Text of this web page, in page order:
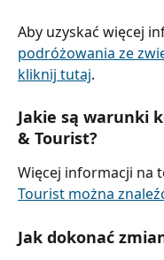
Aby uzyskać więcej
podróżowania ze
kliknij tutaj.
Jakie są warunki
& Tourist?
Więcej informacji na
Tourist można
Jak dokonać